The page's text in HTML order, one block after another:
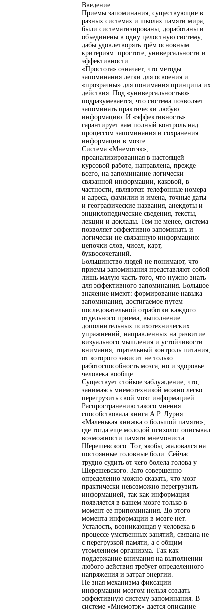
Введение.
Приемы запоминания, существующие в
разных системах и школах памяти мира,
были систематизированы, доработаны и
объединены в одну целостную систему,
дабы удовлетворять трём основным
критериям: простоте, универсальности и
эффективности.
«Простота» означает, что методы
запоминания легки для освоения и
«прозрачны» для понимания принципа их
действия. Под «универсальностью»
подразумевается, что система позволяет
запоминать практически любую
информацию. И «эффективность»
гарантирует вам полный контроль над
процессом запоминания и сохранения
информации в мозге.
Система «Мнемотэк»,
проанализированная в настоящей
курсовой работе, направлена, прежде
всего, на запоминание логически
связанной информации, каковой, в
частности, являются: телефонные номера
и адреса, фамилии и имена, точные даты
и географические названия, анекдоты и
энциклопедические сведения, тексты,
лекции и доклады. Тем не менее, система
позволяет эффективно запоминать и
логически не связанную информацию:
цепочки слов, чисел, карт,
буквосочетаний.
Большинство людей не понимают, что
приемы запоминания представляют собой
лишь малую часть того, что нужно знать
для эффективного запоминания. Большое
значение имеют: формирование навыка
запоминания, достигаемое путем
последовательной отработки каждого
отдельного приема, выполнение
дополнительных психотехнических
упражнений, направленных на развитие
визуального мышления и устойчивости
внимания, тщательный контроль питания,
от которого зависит не только
работоспособность мозга, но и здоровье
человека вообще.
Существует стойкое заблуждение, что,
занимаясь мнемотехникой можно легко
перегрузить свой мозг информацией.
Распространению такого мнения
способствовала книга А.Р. Лурия
«Маленькая книжка о большой памяти»,
где тогда еще молодой психолог описывал
возможности памяти мнемониста
Шерешевского. Тот, якобы, жаловался на
постоянные головные боли. Сейчас
трудно судить от чего болела голова у
Шерешевского. Зато совершенно
определенно можно сказать, что мозг
практически невозможно перегрузить
информацией, так как информация
появляется в вашем мозге только в
момент ее припоминания. До этого
момента информации в мозге нет.
Усталость, возникающая у человека в
процессе умственных занятий, связана не
с перегрузкой памяти, а с общим
утомлением организма. Так как
поддержание внимания на выполнении
любого действия требует определенного
напряжения и затрат энергии.
Не зная механизма фиксации
информации мозгом нельзя создать
эффективную систему запоминания. В
системе «Мнемотэк» дается описание